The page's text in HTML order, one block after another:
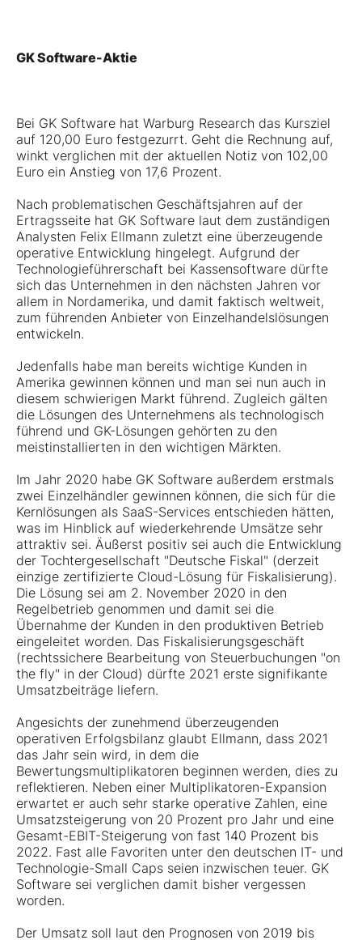
GK Software-Aktie
Bei GK Software hat Warburg Research das Kursziel
auf 120,00 Euro festgezurrt. Geht die Rechnung auf,
winkt verglichen mit der aktuellen Notiz von 102,00
Euro ein Anstieg von 17,6 Prozent.
Nach problematischen Geschäftsjahren auf der
Ertragsseite hat GK Software laut dem zuständigen
Analysten Felix Ellmann zuletzt eine überzeugende
operative Entwicklung hingelegt. Aufgrund der
Technologieführerschaft bei Kassensoftware dürfte
sich das Unternehmen in den nächsten Jahren vor
allem in Nordamerika, und damit faktisch weltweit,
zum führenden Anbieter von Einzelhandelslösungen
entwickeln.
Jedenfalls habe man bereits wichtige Kunden in
Amerika gewinnen können und man sei nun auch in
diesem schwierigen Markt führend. Zugleich gälten
die Lösungen des Unternehmens als technologisch
führend und GK-Lösungen gehörten zu den
meistinstallierten in den wichtigen Märkten.
Im Jahr 2020 habe GK Software außerdem erstmals
zwei Einzelhändler gewinnen können, die sich für die
Kernlösungen als SaaS-Services entschieden hätten,
was im Hinblick auf wiederkehrende Umsätze sehr
attraktiv sei. Äußerst positiv sei auch die Entwicklung
der Tochtergesellschaft "Deutsche Fiskal" (derzeit
einzige zertifizierte Cloud-Lösung für Fiskalisierung).
Die Lösung sei am 2. November 2020 in den
Regelbetrieb genommen und damit sei die
Übernahme der Kunden in den produktiven Betrieb
eingeleitet worden. Das Fiskalisierungsgeschäft
(rechtssichere Bearbeitung von Steuerbuchungen "on
the fly" in der Cloud) dürfte 2021 erste signifikante
Umsatzbeiträge liefern.
Angesichts der zunehmend überzeugenden
operativen Erfolgsbilanz glaubt Ellmann, dass 2021
das Jahr sein wird, in dem die
Bewertungsmultiplikatoren beginnen werden, dies zu
reflektieren. Neben einer Multiplikatoren-Expansion
erwartet er auch sehr starke operative Zahlen, eine
Umsatzsteigerung von 20 Prozent pro Jahr und eine
Gesamt-EBIT-Steigerung von fast 140 Prozent bis
2022. Fast alle Favoriten unter den deutschen IT- und
Technologie-Small Caps seien inzwischen teuer. GK
Software sei verglichen damit bisher vergessen
worden.
Der Umsatz soll laut den Prognosen von 2019 bis